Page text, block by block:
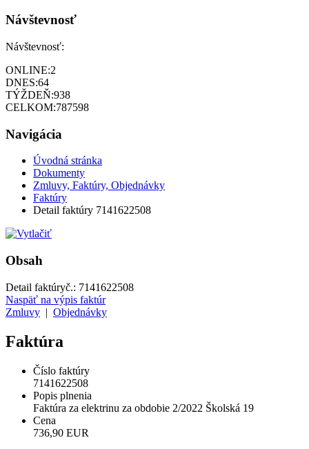
Návštevnosť
Návštevnosť:
ONLINE:2
DNES:64
TÝŽDEŇ:938
CELKOM:787598
Navigácia
Úvodná stránka
Dokumenty
Zmluvy, Faktúry, Objednávky
Faktúry
Detail faktúry 7141622508
Obsah
Detail faktúryč.: 7141622508
Naspäť na výpis faktúr
Zmluvy | Objednávky
Faktúra
Číslo faktúry
7141622508
Popis plnenia
Faktúra za elektrinu za obdobie 2/2022 Školská 19
Cena
736,90 EUR